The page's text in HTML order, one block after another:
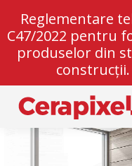
Reglementare
C47/2022 pentru
produselor din
construcții.